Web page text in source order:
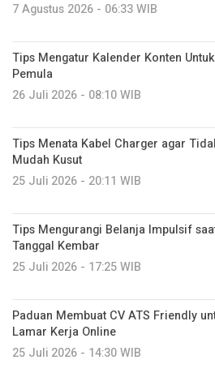
7 Agustus 2026 - 06:33 WIB
Tips Mengatur Kalender Konten Untuk
Pemula
26 Juli 2026 - 08:10 WIB
Tips Menata Kabel Charger agar
Mudah Kusut
25 Juli 2026 - 20:11 WIB
Tips Mengurangi Belanja Impulsif
Tanggal Kembar
25 Juli 2026 - 17:25 WIB
Paduan Membuat CV ATS Friendly
Lamar Kerja Online
25 Juli 2026 - 14:30 WIB